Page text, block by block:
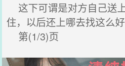
这下可谓是对方自己送
住，以后还上哪去找这么好
第(1/3)页